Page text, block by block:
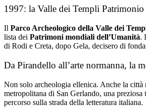
1997: la Valle dei Templi
Il Parco Archeologico della Valle dei
lista dei Patrimoni mondiali dell’Umanità.
di Rodi e Creta, dopo Gela, decisero di
Da Pirandello all’arte normanna, la
Non solo archeologia ellenica. Anche la
metropolitana di San Gerlando, una
percorso sulla strada della letteratura italiana.